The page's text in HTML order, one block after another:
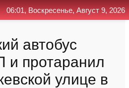
автобус
и протаранил
улице в
06:01, Воскресенье, Август 9, 2026